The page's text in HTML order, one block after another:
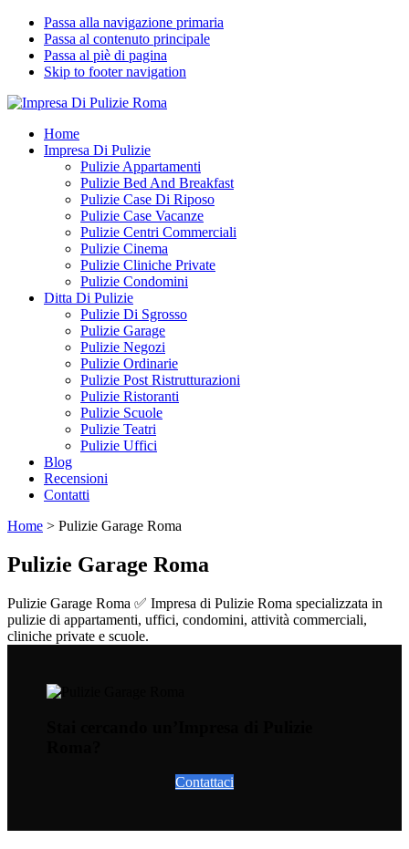
Passa alla navigazione primaria
Passa al contenuto principale
Passa al piè di pagina
Skip to footer navigation
Impresa Di Pulizie Roma
✅ Abitazioni e Attività Commerciali
Home
Impresa Di Pulizie
Pulizie Appartamenti
Pulizie Bed And Breakfast
Pulizie Case Di Riposo
Pulizie Case Vacanze
Pulizie Centri Commerciali
Pulizie Cinema
Pulizie Cliniche Private
Pulizie Condomini
Ditta Di Pulizie
Pulizie Di Sgrosso
Pulizie Garage
Pulizie Negozi
Pulizie Ordinarie
Pulizie Post Ristrutturazioni
Pulizie Ristoranti
Pulizie Scuole
Pulizie Teatri
Pulizie Uffici
Blog
Recensioni
Contatti
Home > Pulizie Garage Roma
Pulizie Garage Roma
Pulizie Garage Roma ✅ Impresa di Pulizie Roma specializzata in
pulizie di appartamenti, uffici, condomini, attività commerciali,
cliniche private e scuole.
Contattaci